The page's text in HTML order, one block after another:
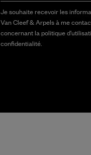
Je souhaite recevoir les
Van Cleef & Arpels à me
concernant la politique
confidentialité.